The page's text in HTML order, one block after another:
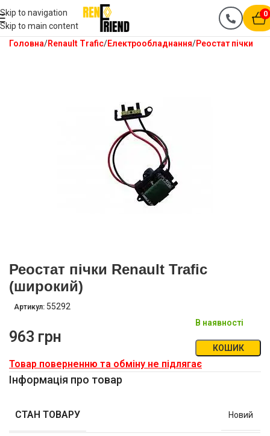
Skip to navigation
Skip to main content
0
Головна Renault Trafic Електрообладнання Реостат пічки
Реостат пічки Renault Trafic
(широкий)
Артикул: 55292
963 грн
В наявності
КОШИК
Товар поверненню та обміну не підлягає
Інформація про товар
СТАН ТОВАРУ Новий